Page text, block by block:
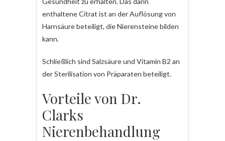
enthaltene Citrat ist an der Auflösung von
Harnsäure beteiligt, die Nierensteine bilden
kann.
Schließlich sind Salzsäure und Vitamin B2 an
der Sterilisation von Präparaten beteiligt.
Vorteile von Dr.
Clarks
Nierenbehandlung